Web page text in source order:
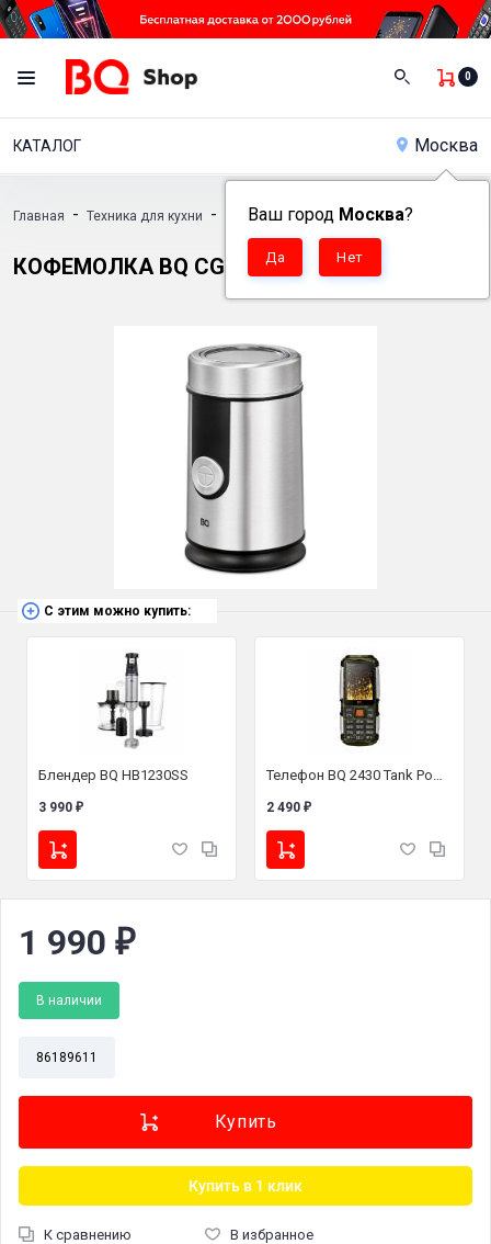
0
КАТАЛОГ Москва
Ваш город Москва?
Главная - Техника для кухни - Кофемолки - Кофемолка BQ CG1000
КОФЕМОЛКА BQ CG1000
С этим можно купить:
Блендер BQ HB1230SS
3 990 ₽ 2 490 ₽
1 990 ₽
В наличии
86189611
Купить в 1 клик
К сравнению В избранное